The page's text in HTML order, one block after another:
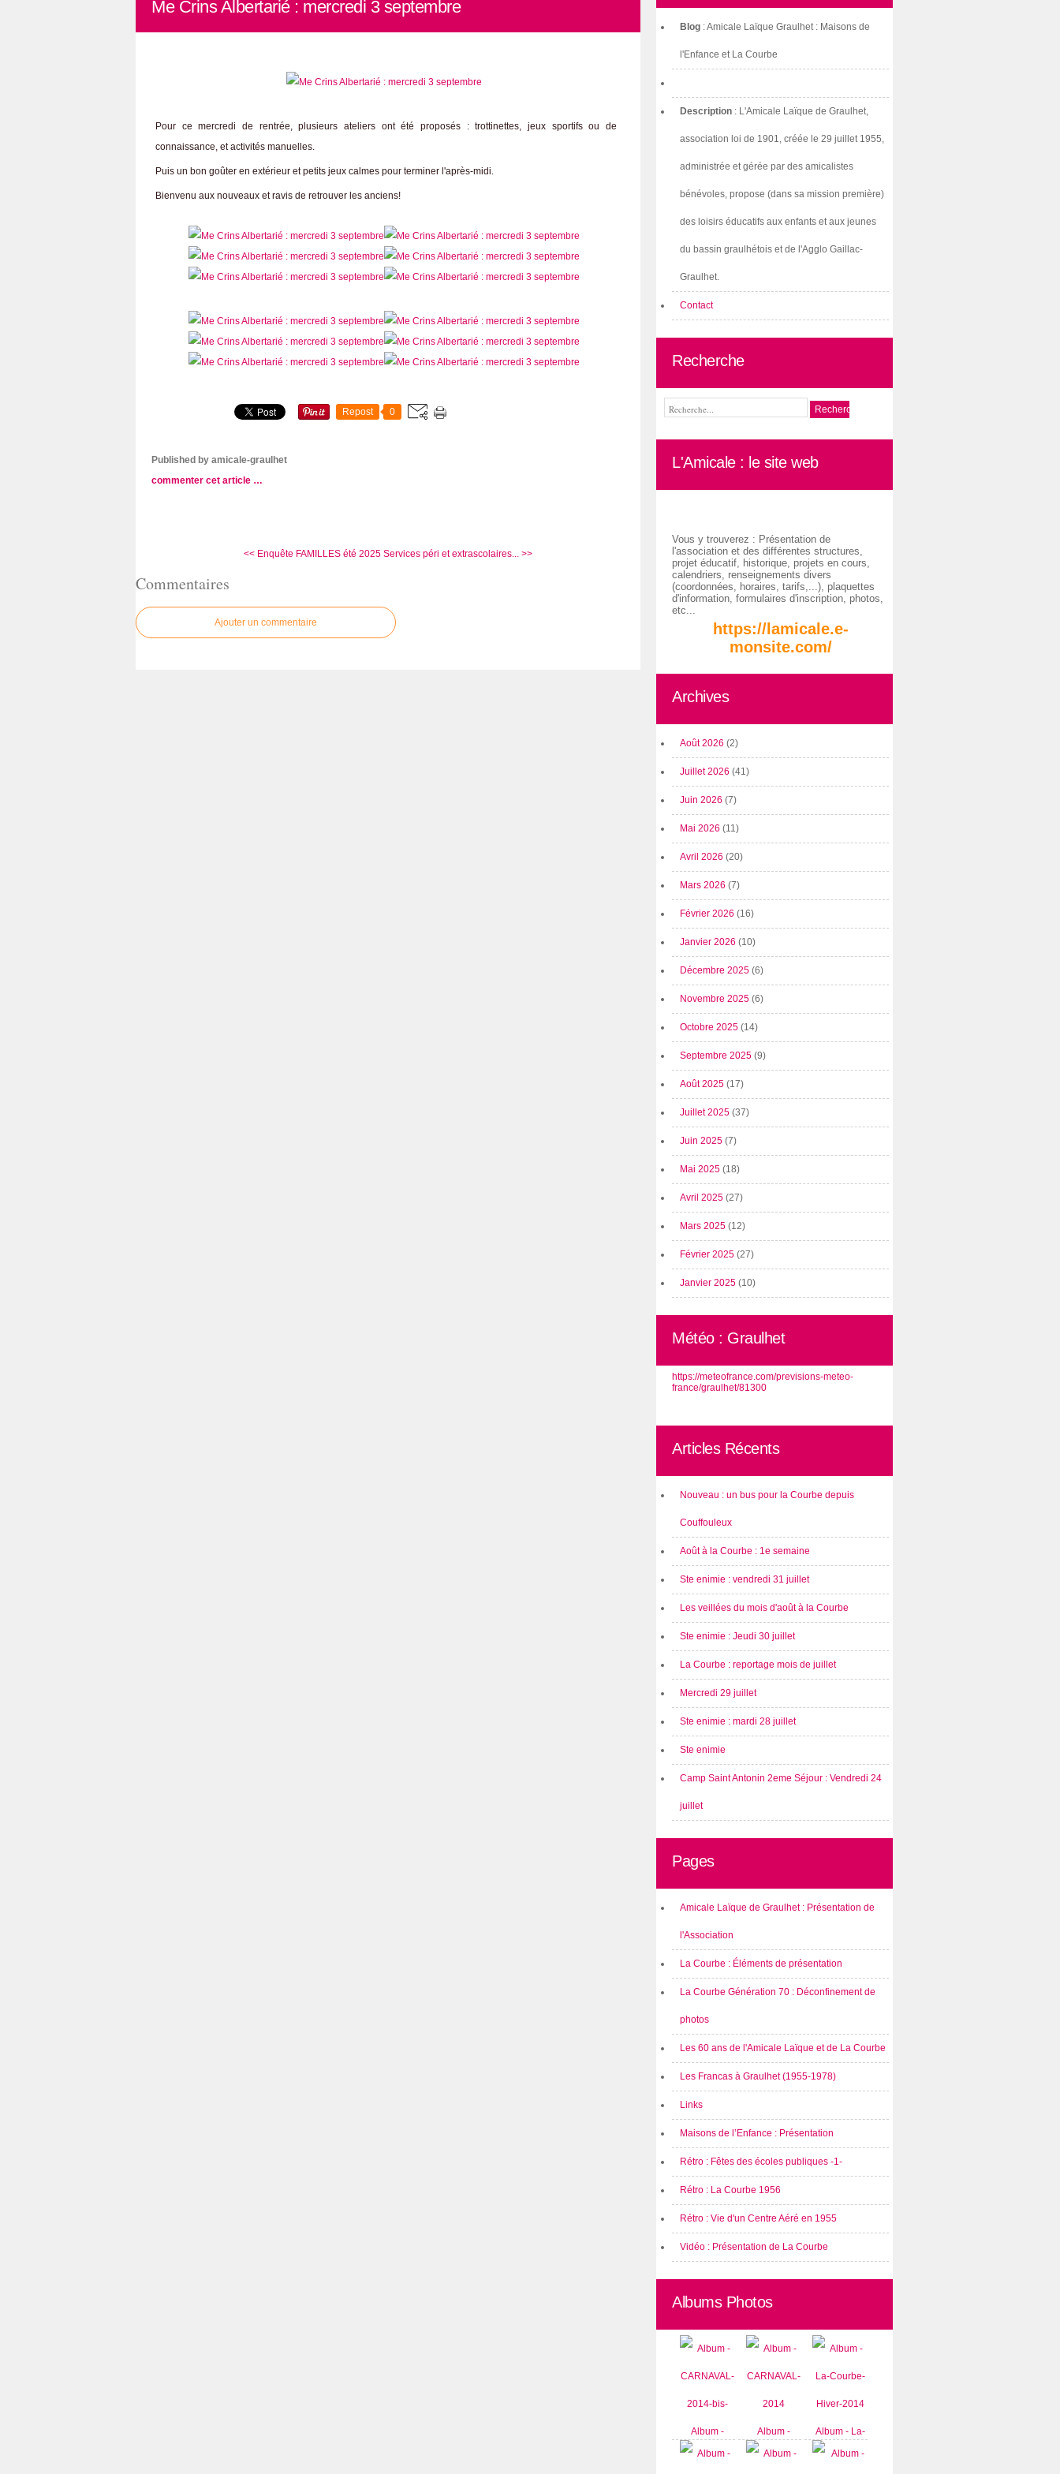
Me Crins Albertarié : mercredi 3 septembre
Pour ce mercredi de rentrée, plusieurs ateliers ont été proposés : trottinettes, jeux sportifs ou de
connaissance, et activités manuelles.
Puis un bon goûter en extérieur et petits jeux calmes pour terminer l'après-midi.
Bienvenu aux nouveaux et ravis de retrouver les anciens!
Repost 0
Published by amicale-graulhet
commenter cet article …
<< Enquête FAMILLES été 2025 Services péri et extrascolaires... >>
Commentaires
Ajouter un commentaire
Blog : Amicale Laïque Graulhet : Maisons de
l'Enfance et La Courbe
Description : L'Amicale Laïque de Graulhet,
association loi de 1901, créée le 29 juillet 1955,
administrée et gérée par des amicalistes
bénévoles, propose (dans sa mission première)
des loisirs éducatifs aux enfants et aux jeunes
du bassin graulhétois et de l'Agglo Gaillac-
Graulhet.
Contact
Recherche
L'Amicale : le site web
Vous y trouverez : Présentation de
l'association et des différentes structures,
projet éducatif, historique, projets en cours,
calendriers, renseignements divers
(coordonnées, horaires, tarifs,...), plaquettes
d'information, formulaires d'inscription, photos,
etc...
https://lamicale.e-
monsite.com/
Archives
Août 2026 (2)
Juillet 2026 (41)
Juin 2026 (7)
Mai 2026 (11)
Avril 2026 (20)
Mars 2026 (7)
Février 2026 (16)
Janvier 2026 (10)
Décembre 2025 (6)
Novembre 2025 (6)
Octobre 2025 (14)
Septembre 2025 (9)
Août 2025 (17)
Juillet 2025 (37)
Juin 2025 (7)
Mai 2025 (18)
Avril 2025 (27)
Mars 2025 (12)
Février 2025 (27)
Janvier 2025 (10)
Météo : Graulhet
https://meteofrance.com/previsions-meteo-
france/graulhet/81300
Articles Récents
Nouveau : un bus pour la Courbe depuis
Couffouleux
Août à la Courbe : 1e semaine
Ste enimie : vendredi 31 juillet
Les veillées du mois d'août à la Courbe
Ste enimie : Jeudi 30 juillet
La Courbe : reportage mois de juillet
Mercredi 29 juillet
Ste enimie : mardi 28 juillet
Ste enimie
Camp Saint Antonin 2eme Séjour : Vendredi 24
juillet
Pages
Amicale Laïque de Graulhet : Présentation de
l'Association
La Courbe : Éléments de présentation
La Courbe Génération 70 : Déconfinement de
photos
Les 60 ans de l'Amicale Laïque et de La Courbe
Les Francas à Graulhet (1955-1978)
Links
Maisons de l’Enfance : Présentation
Rétro : Fêtes des écoles publiques -1-
Rétro : La Courbe 1956
Rétro : Vie d'un Centre Aéré en 1955
Vidéo : Présentation de La Courbe
Albums Photos
Album -
CARNAVAL-
Album -
CARNAVAL-
Album - La-
Courbe-